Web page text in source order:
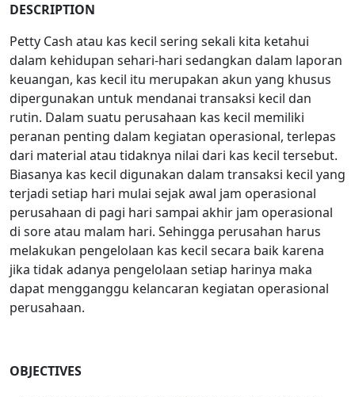
DESCRIPTION
Petty Cash atau kas kecil sering sekali kita ketahui
dalam kehidupan sehari-hari sedangkan dalam laporan
keuangan, kas kecil itu merupakan akun yang khusus
dipergunakan untuk mendanai transaksi kecil dan
rutin. Dalam suatu perusahaan kas kecil memiliki
peranan penting dalam kegiatan operasional, terlepas
dari material atau tidaknya nilai dari kas kecil tersebut.
Biasanya kas kecil digunakan dalam transaksi kecil yang
terjadi setiap hari mulai sejak awal jam operasional
perusahaan di pagi hari sampai akhir jam operasional
di sore atau malam hari. Sehingga perusahan harus
melakukan pengelolaan kas kecil secara baik karena
jika tidak adanya pengelolaan setiap harinya maka
dapat mengganggu kelancaran kegiatan operasional
perusahaan.
OBJECTIVES